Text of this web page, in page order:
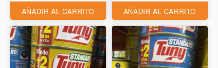
AÑADIR AL CARRITO AÑADIR AL CARRITO